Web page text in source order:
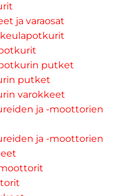
ja varaosat
putket
putket
varokkeet
ja -moottorien
ja -moottorien